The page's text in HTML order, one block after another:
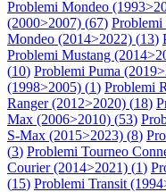
Problemi Mondeo
(2000>2007) (67)
Mondeo (2014>2022) (13)
Problemi Mustang
(10) Problemi Puma
(1998>2005) (1) Problemi
Ranger (2012>2020) (18)
Max (2006>2010) (53)
S-Max (2015>2023) (8)
(3) Problemi Tourneo
Courier (2014>2021) (1)
(15) Problemi Transit